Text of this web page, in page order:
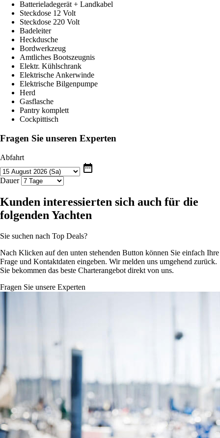
Batterieladegerät + Landkabel
Steckdose 12 Volt
Steckdose 220 Volt
Badeleiter
Heckdusche
Bordwerkzeug
Amtliches Bootszeugnis
Elektr. Kühlschrank
Elektrische Ankerwinde
Elektrische Bilgenpumpe
Herd
Gasflasche
Pantry komplett
Cockpittisch
Fragen Sie unseren Experten
Abfahrt
date_range
Dauer
Kunden interessierten sich auch für die
folgenden Yachten
Sie suchen nach Top Deals?
Nach Klicken auf den unten stehenden Button können Sie einfach Ihre
Frage und Kontaktdaten eingeben. Wir melden uns umgehend zurück.
Sie bekommen das beste Charterangebot direkt von uns.
Fragen Sie unsere Experten